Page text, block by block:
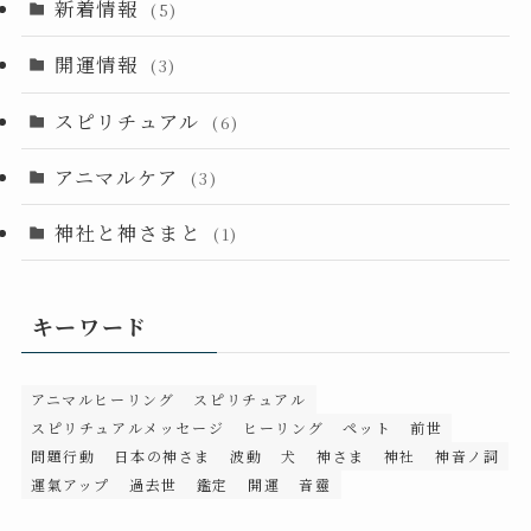
新着情報 (5)
開運情報 (3)
スピリチュアル (6)
アニマルケア (3)
神社と神さまと (1)
キーワード
アニマルヒーリング
スピリチュアル
スピリチュアルメッセージ
ヒーリング ペット
前世
問題行動
日本の神さま 波動 犬 神さま 神社
神音ノ詞
運氣アップ
過去世 鑑定 開運 音靈